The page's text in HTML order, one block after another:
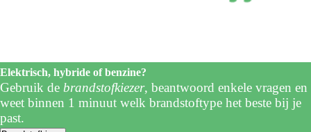
Elektrisch, hybride of benzine?
Gebruik de brandstofkiezer, beantwoord enkele vragen en
weet binnen 1 minuut welk brandstoftype het beste bij je
past.